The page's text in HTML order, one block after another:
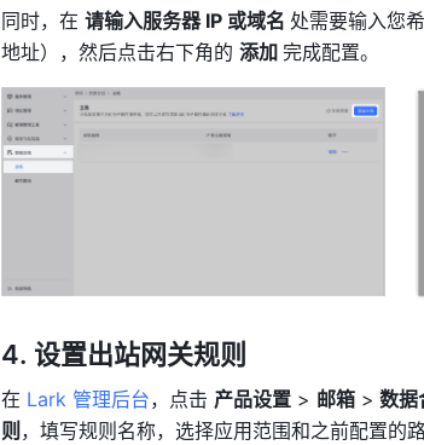
同时，在 请输入服务器 IP 或域名 处需要输入您
地址），然后点击右下角的 添加 完成配置。
设置出站网关规则
在 Lark 管理后台，点击 产品设置 > 邮箱 > 数据
则 ，填写规则名称，选择应用范围和之前配置的